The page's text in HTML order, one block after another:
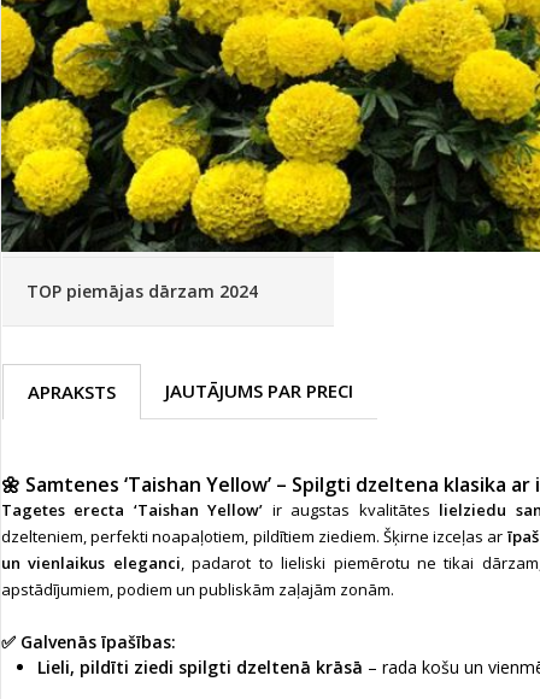
Palīglīdzekļi augu audzēšanai(72)
Klientu Diena
Novatec - izcils mēslošanai arī
sezonas otrajā pusē!
Piedāvājums ābeļdārziem
TOP piemājas dārzam 2024
APRAKSTS JAUTĀJUMS PAR PRECI
🌼 Samtenes ‘Taishan Yellow’ – Spilgti dzeltena klasika
Tagetes erecta ‘Taishan Yellow’ ir augstas kvalitātes lielziedu
dzelteniem, perfekti noapaļotiem, pildītiem ziediem. Šķirne izceļas ar
un vienlaikus eleganci, padarot to lieliski piemērotu ne tikai
apstādījumiem, podiem un publiskām zaļajām zonām.
✅ Galvenās īpašības:
Lieli, pildīti ziedi spilgti dzeltenā krāsā – rada košu un